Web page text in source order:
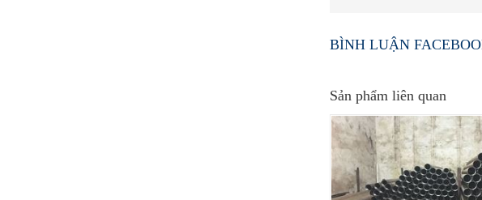
BÌNH LUẬN
Sản phẩm liên quan